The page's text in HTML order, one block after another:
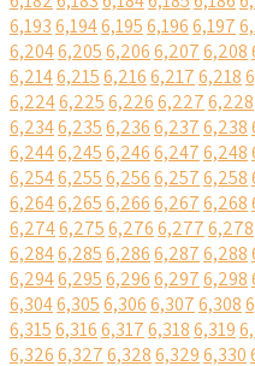
6,1936,1946,1956,1966,197
6,2046,2056,2066,2076,208
6,2146,2156,2166,2176,218
6,2246,2256,2266,2276,228
6,2346,2356,2366,2376,238
6,2446,2456,2466,2476,248
6,2546,2556,2566,2576,258
6,2646,2656,2666,2676,268
6,2746,2756,2766,2776,278
6,2846,2856,2866,2876,288
6,2946,2956,2966,2976,298
6,3046,3056,3066,3076,308
6,3156,3166,3176,3186,319
6,3266,3276,3286,3296,330